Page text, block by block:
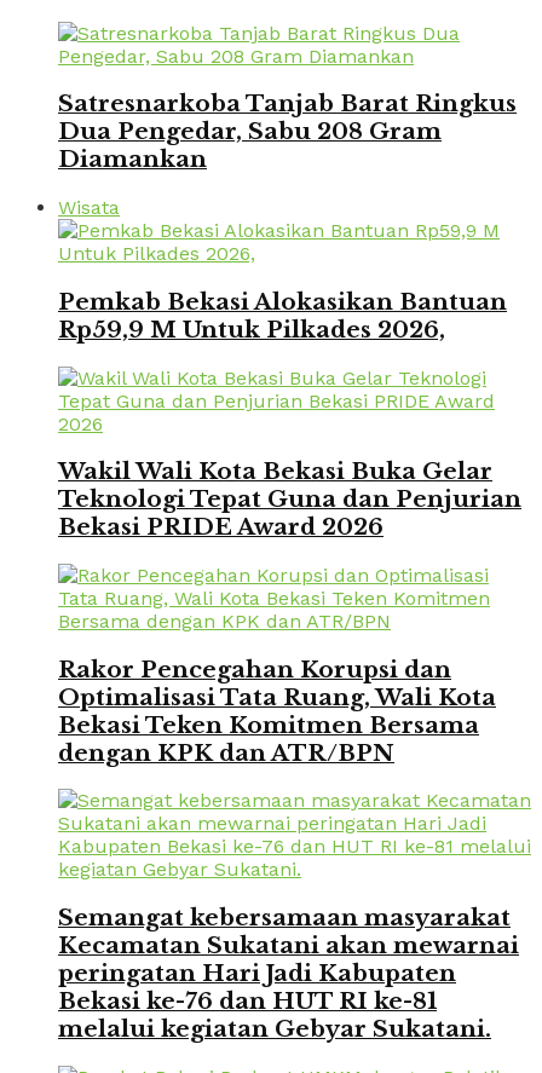
Satresnarkoba Tanjab Barat Ringkus
Dua Pengedar, Sabu 208 Gram
Diamankan
Wisata
Pemkab Bekasi Alokasikan Bantuan
Rp59,9 M Untuk Pilkades 2026,
Wakil Wali Kota Bekasi Buka Gelar
Teknologi Tepat Guna dan Penjurian
Bekasi PRIDE Award 2026
Rakor Pencegahan Korupsi dan
Optimalisasi Tata Ruang, Wali Kota
Bekasi Teken Komitmen Bersama
dengan KPK dan ATR/BPN
Semangat kebersamaan masyarakat
Kecamatan Sukatani akan mewarnai
peringatan Hari Jadi Kabupaten
Bekasi ke-76 dan HUT RI ke-81
melalui kegiatan Gebyar Sukatani.